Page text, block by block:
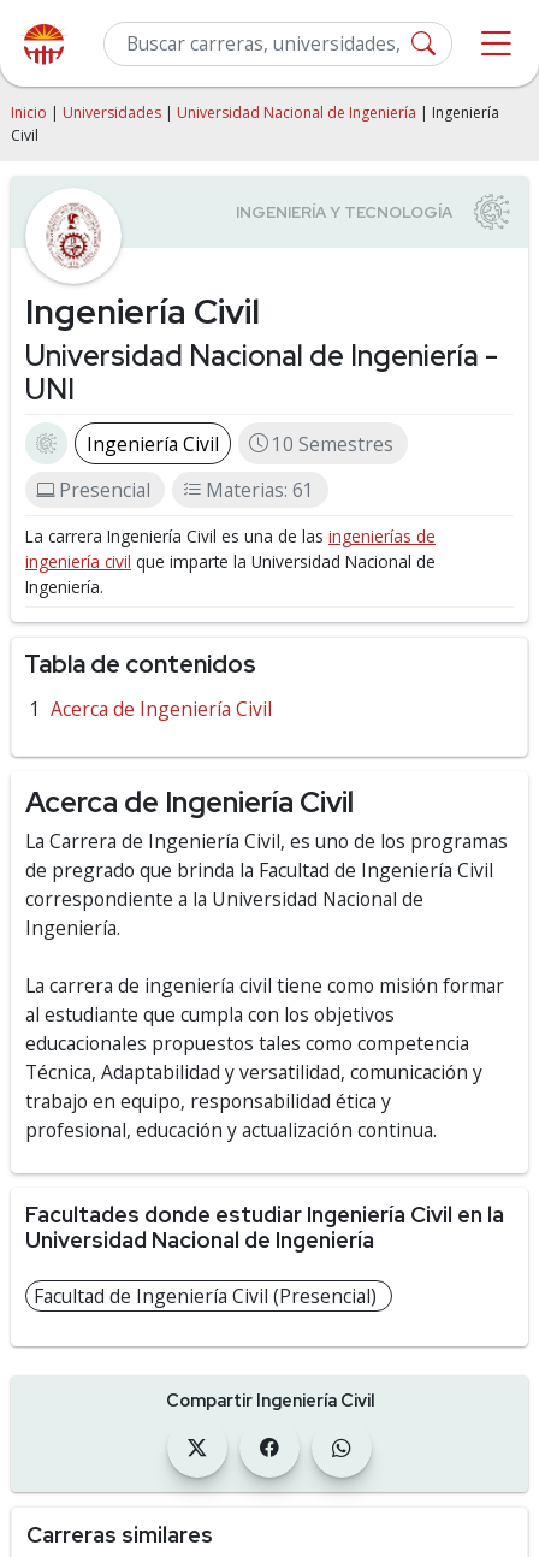
Inicio | Universidades | Universidad Nacional de Ingeniería | Ingeniería
Civil
Ingeniería Civil
Universidad Nacional de Ingeniería -
UNI
Ingeniería Civil
10 Semestres
Presencial
Materias: 61
La carrera Ingeniería Civil es una de las ingenierías de
ingeniería civil que imparte la Universidad Nacional de
Ingeniería.
Tabla de contenidos
Acerca de Ingeniería Civil
Acerca de Ingeniería Civil
La Carrera de Ingeniería Civil, es uno de los programas
de pregrado que brinda la Facultad de Ingeniería Civil
correspondiente a la Universidad Nacional de
Ingeniería.
La carrera de ingeniería civil tiene como misión formar
al estudiante que cumpla con los objetivos
educacionales propuestos tales como competencia
Técnica, Adaptabilidad y versatilidad, comunicación y
trabajo en equipo, responsabilidad ética y
profesional, educación y actualización continua.
Facultades donde estudiar Ingeniería Civil en la
Universidad Nacional de Ingeniería
Facultad de Ingeniería Civil (Presencial)
Compartir Ingeniería Civil
Carreras similares